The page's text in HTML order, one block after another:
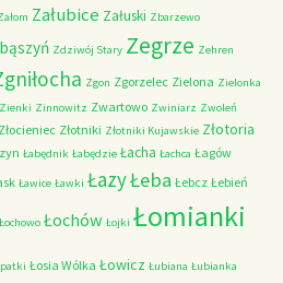
Załubice Załuski Zbarzewo
Zdziwój Stary Zegrze Zehren
Zgon Zgorzelec Zielona Zielonka
Zienki Zinnowitz Zwartowo Zwiniarz Zwoleń
Złocieniec Złotniki Złotniki Kujawskie Złotoria
Łabędnik Łabędzie Łacha Łachca Łagów
Ławice Ławki ŁazyŁeba Łebcz Łebień
Łochowo Łochów Łojki Łomianki
Łosia Wólka Łowicz Łubiana Łubianka